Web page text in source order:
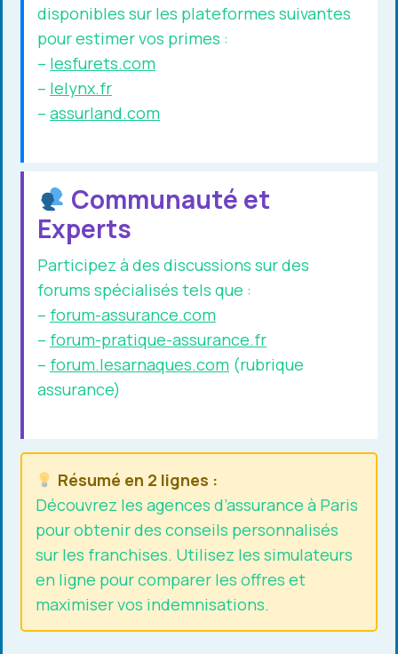
disponibles sur les plateformes suivantes
pour estimer vos primes :
– lesfurets.com
– lelynx.fr
– assurland.com
Communauté et
Experts
Participez à des discussions sur des
forums spécialisés tels que :
– forum-assurance.com
– forum-pratique-assurance.fr
– forum.lesarnaques.com (rubrique
assurance)
Résumé en 2 lignes :
Découvrez les agences d’assurance à Paris
pour obtenir des conseils personnalisés
sur les franchises. Utilisez les simulateurs
en ligne pour comparer les offres et
maximiser vos indemnisations.